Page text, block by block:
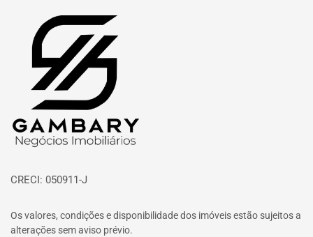
Página inicial
CRECI: 050911-J
Os valores, condições e disponibilidade dos imóveis estão sujeitos a
alterações sem aviso prévio.